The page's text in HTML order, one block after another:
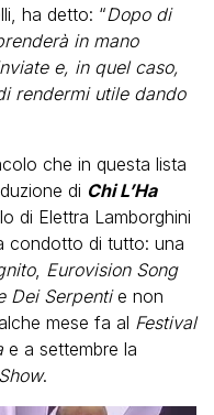
ha detto: “Dopo di
in mano
e, in quel caso,
rendermi utile dando
che in questa lista
di Chi L’Ha
di Elettra Lamborghini
condotto di tutto: una
, Eurovision Song
Dei Serpentie non
mese fa al Festival
e a settembre la
.